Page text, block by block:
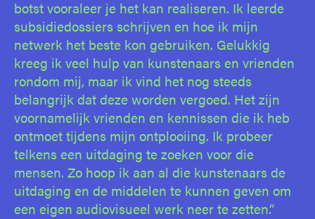
botst vooraleer je het kan realiseren. Ik leerde
subsidiedossiers schrijven en hoe ik mijn
netwerk het beste kon gebruiken. Gelukkig
kreeg ik veel hulp van kunstenaars en vrienden
rondom mij, maar ik vind het nog steeds
belangrijk dat deze worden vergoed. Het zijn
voornamelijk vrienden en kennissen die ik heb
ontmoet tijdens mijn ontplooiing. Ik probeer
telkens een uitdaging te zoeken voor die
mensen. Zo hoop ik aan al die kunstenaars de
uitdaging en de middelen te kunnen geven om
een eigen audiovisueel werk neer te zetten.”